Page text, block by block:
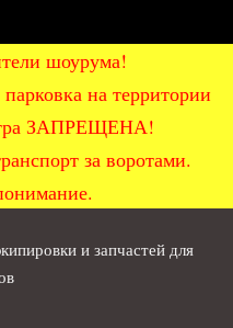
шоурума!
на территории
ЗАПРЕЩЕНА!
за воротами.
и запчастей для